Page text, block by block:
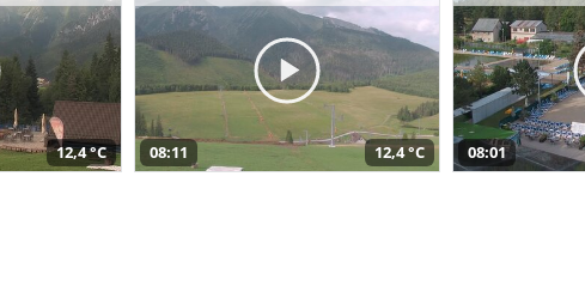
12,4 °C 08:11 12,4 °C 08:01